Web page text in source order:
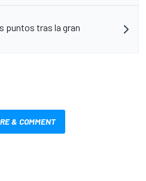
puntos tras la gran
& COMMENT